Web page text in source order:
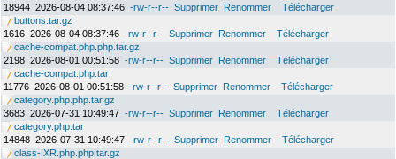
18944 2026-08-04 08:37:46 -rw-r--r-- Supprimer Renommer
Télécharger
buttons.tar.gz
1616 2026-08-04 08:37:46 -rw-r--r-- Supprimer Renommer
Télécharger
cache-compat.php.php.tar.gz
2198 2026-08-01 00:51:58 -rw-r--r-- Supprimer Renommer
Télécharger
cache-compat.php.tar
11776 2026-08-01 00:51:58 -rw-r--r-- Supprimer Renommer
Télécharger
category.php.php.tar.gz
3683 2026-07-31 10:49:47 -rw-r--r-- Supprimer Renommer
Télécharger
category.php.tar
14848 2026-07-31 10:49:47 -rw-r--r-- Supprimer Renommer
Télécharger
class-IXR.php.php.tar.gz